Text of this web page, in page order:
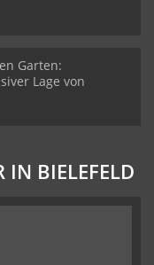
Garten:
Lage von
BIELEFELD